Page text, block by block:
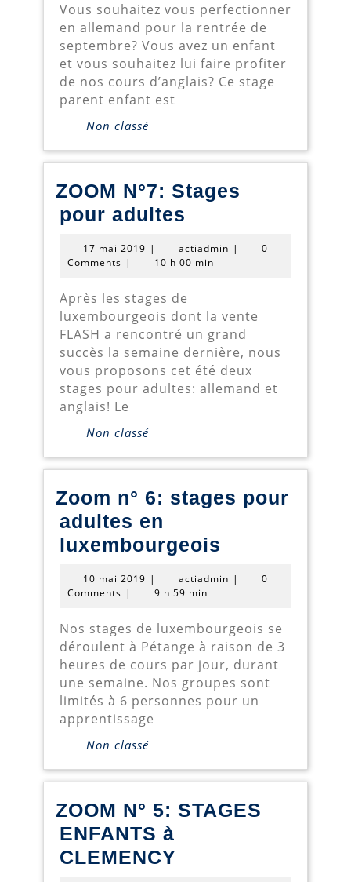
parent
enfant!
Vous souhaitez vous perfectionner
en allemand pour la rentrée de
septembre? Vous avez un enfant
et vous souhaitez lui faire profiter
de nos cours d’anglais? Ce stage
parent enfant est
Non classé
ZOOM N°7: Stages
pour adultes
Stages
adultes
17 mai 2019 17
mai
| actiadmin actiadmin
|
0
Comments | 10 h 00 min
Après les stages de
luxembourgeois dont la vente
FLASH a rencontré un grand
succès la semaine dernière, nous
vous proposons cet été deux
stages pour adultes: allemand et
anglais! Le
Non classé
Zoom n° 6: stages pour
adultes en
luxembourgeois
6:
pour
adultes
en
10 mai 2019 10
mai
| actiadmin actiadmin
|
0
Comments | 9 h 59 min
Nos stages de luxembourgeois se
déroulent à Pétange à raison de 3
heures de cours par jour, durant
une semaine. Nos groupes sont
limités à 6 personnes pour un
apprentissage
Non classé
ZOOM N° 5: STAGES
ENFANTS à
CLEMENCY